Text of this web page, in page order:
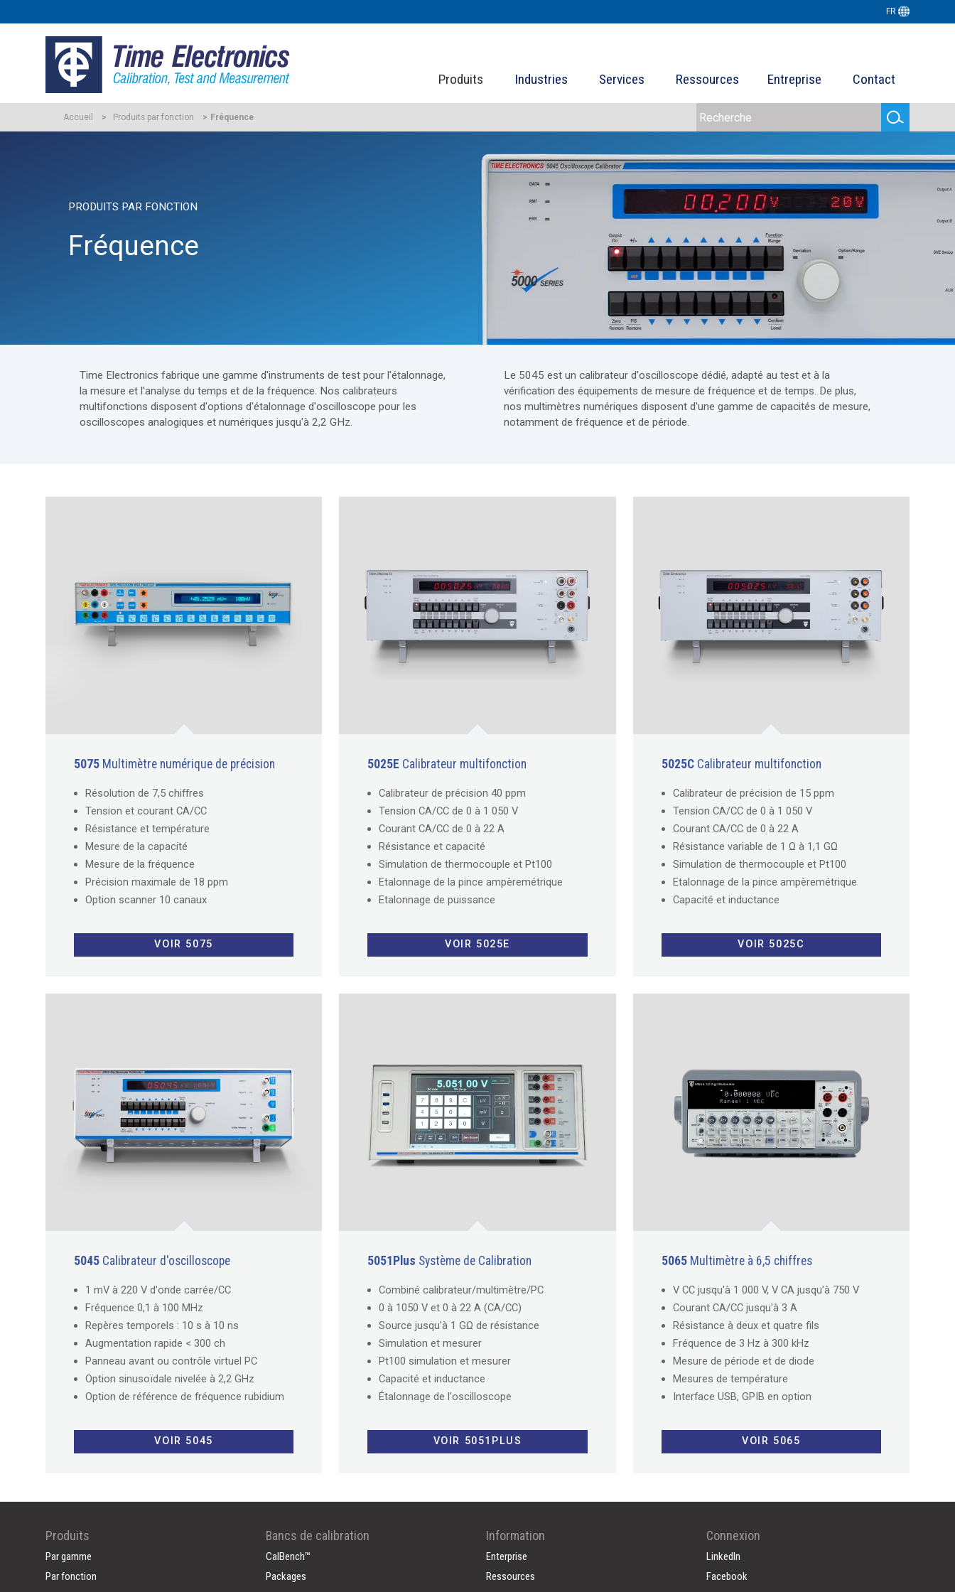
FR
Produits Industries Services Ressources Entreprise Contact
Accueil Produits par fonction Fréquence
PRODUITS PAR FONCTION
Fréquence
Time Electronics fabrique une gamme d'instruments de test pour l'étalonnage,
la mesure et l'analyse du temps et de la fréquence. Nos calibrateurs
multifonctions disposent d'options d'étalonnage d'oscilloscope pour les
oscilloscopes analogiques et numériques jusqu'à 2,2 GHz.
Le 5045 est un calibrateur d'oscilloscope dédié, adapté au test et à la
vérification des équipements de mesure de fréquence et de temps. De plus,
nos multimètres numériques disposent d'une gamme de capacités de mesure,
notamment de fréquence et de période.
5075 Multimètre numérique de précision
Résolution de 7,5 chiffres
Tension et courant CA/CC
Résistance et température
Mesure de la capacité
Mesure de la fréquence
Précision maximale de 18 ppm
Option scanner 10 canaux
VOIR 5075
5025E Calibrateur multifonction
Calibrateur de précision 40 ppm
Tension CA/CC de 0 à 1 050 V
Courant CA/CC de 0 à 22 A
Résistance et capacité
Simulation de thermocouple et Pt100
Etalonnage de la pince ampèremétrique
Etalonnage de puissance
VOIR 5025E
5025CCalibrateur multifonction
Calibrateur de précision de 15 ppm
Tension CA/CC de 0 à 1 050 V
Courant CA/CC de 0 à 22 A
Résistance variable de 1 Ω à 1,1 GΩ
Simulation de thermocouple et Pt100
Etalonnage de la pince ampèremétrique
Capacité et inductance
VOIR 5025C
5045 Calibrateur d'oscilloscope
1 mV à 220 V d'onde carrée/CC
Fréquence 0,1 à 100 MHz
Repères temporels : 10 s à 10 ns
Augmentation rapide < 300 ch
Panneau avant ou contrôle virtuel PC
Option sinusoïdale nivelée à 2,2 GHz
Option de référence de fréquence rubidium
VOIR 5045
5051Plus Système de Calibration
Combiné calibrateur/multimètre/PC
0 à 1050 V et 0 à 22 A (CA/CC)
Source jusqu'à 1 GΩ de résistance
Simulation et mesurer
Pt100 simulation et mesurer
Capacité et inductance
Étalonnage de l'oscilloscope
VOIR 5051PLUS
5065Multimètre à 6,5 chiffres
V CC jusqu'à 1 000 V, V CA jusqu'à 750 V
Courant CA/CC jusqu'à 3 A
Résistance à deux et quatre fils
Fréquence de 3 Hz à 300 kHz
Mesure de période et de diode
Mesures de température
Interface USB, GPIB en option
VOIR 5065
Produits
Par gamme
Par fonction
Bancs de calibration
CalBench™
Packages
Information
Enterprise
Ressources
Connexion
LinkedIn
Facebook